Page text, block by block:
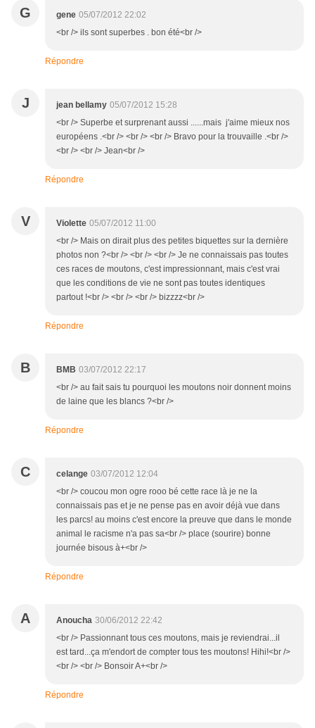
G gene 05/07/2012 22:02
<br /> ils sont superbes . bon été<br />
Répondre
J jean bellamy 05/07/2012 15:28
<br /> Superbe et surprenant aussi ......mais j'aime mieux nos
européens .<br /> <br /> <br /> Bravo pour la trouvaille .<br />
<br /> <br /> Jean<br />
Répondre
V Violette 05/07/2012 11:00
<br /> Mais on dirait plus des petites biquettes sur la dernière
photos non ?<br /> <br /> <br /> Je ne connaissais pas toutes
ces races de moutons, c'est impressionnant, mais c'est vrai
que les conditions de vie ne sont pas toutes identiques
partout !<br /> <br /> <br /> bizzzz<br />
Répondre
B BMB 03/07/2012 22:17
<br /> au fait sais tu pourquoi les moutons noir donnent moins
de laine que les blancs ?<br />
Répondre
C celange 03/07/2012 12:04
<br /> coucou mon ogre rooo bé cette race là je ne la
connaissais pas et je ne pense pas en avoir déjà vue dans
les parcs! au moins c'est encore la preuve que dans le monde
animal le racisme n'a pas sa<br /> place (sourire) bonne
journée bisous à+<br />
Répondre
A Anoucha 30/06/2012 22:42
<br /> Passionnant tous ces moutons, mais je reviendrai...il
est tard...ça m'endort de compter tous tes moutons! Hihi!<br />
<br /> <br /> Bonsoir A+<br />
Répondre